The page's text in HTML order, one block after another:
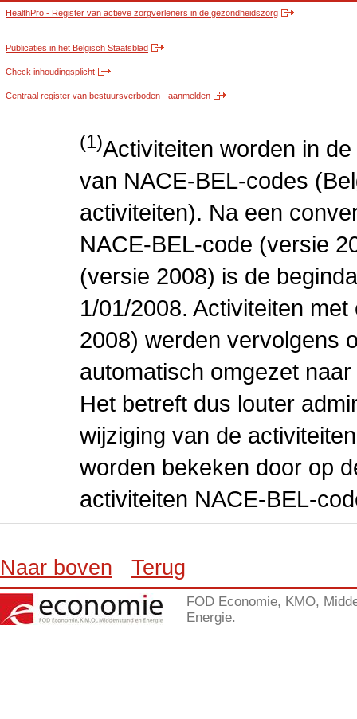
HealthPro - Register van actieve zorgverleners in de gezondheidszorg
Publicaties in het Belgisch Staatsblad
Check inhoudingsplicht
Centraal register van bestuursverboden - aanmelden
(1)Activiteiten worden in
van NACE-BEL-codes
activiteiten). Na een
NACE-BEL-code (versie
(versie 2008) is de
1/01/2008. Activiteiten
2008) werden vervolgens
automatisch omgezet
Het betreft dus louter
wijziging van de
worden bekeken door op
activiteiten NACE-BEL-
Naar boven Terug
FOD Economie, KMO,
Energie.